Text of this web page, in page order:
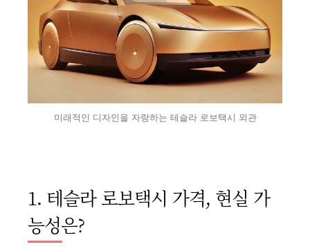
미래적인 디자인을 자랑하는 테슬라 로보택시 외관
1. 테슬라 로보택시 가격, 현실 가
능성은?